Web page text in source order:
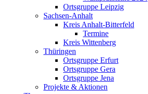
Ortsgruppe Leipzig
Sachsen-Anhalt
Kreis Anhalt-Bitterfeld
Termine
Kreis Wittenberg
Thüringen
Ortsgruppe Erfurt
Ortsgruppe Gera
Ortsgruppe Jena
Projekte & Aktionen